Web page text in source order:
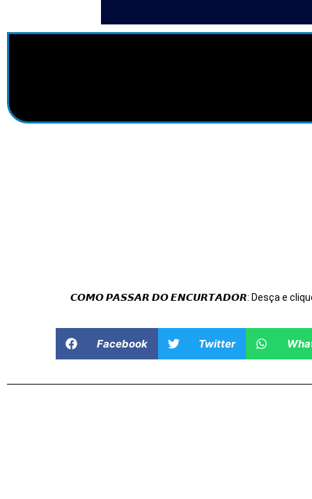
𝘾𝙊𝙈𝙊 𝙋𝘼𝙎𝙎𝘼𝙍 𝘿𝙊 𝙀𝙉𝘾𝙐𝙍𝙏𝘼𝘿𝙊𝙍: Desça e clique
Facebook Twitter